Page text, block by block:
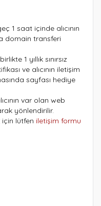
1 saat içinde alıcının
domain transferi
1 yıllık sınırsız
ve alıcının iletişim
sayfası hediye
var olan web
yönlendirilir.
için lütfen iletişim formu